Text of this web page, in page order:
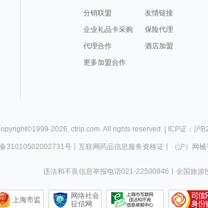
分销联盟
友情链接
企业礼品卡采购
保险代理
代理合作
酒店加盟
更多加盟合作
1999-2026, ctrip.com. All rights reserved. | ICP证：沪
31010502002731号丨 互联网药品信息服务资格证 （沪）网
违法和不良信息举报电话021-22500846 全国旅游
上海市监
网络社会
征信网